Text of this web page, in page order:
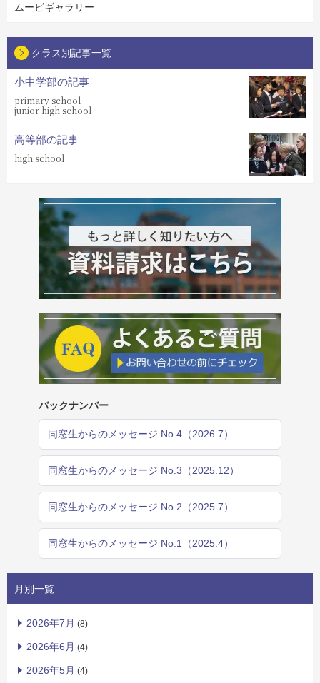
ムービギャラリー
クラス別記事一覧
小中学部の記事
primary school
junior high school
高等部の記事
high school
バックナンバー
同窓生からのメッセージ No.4（2026.7）
同窓生からのメッセージ No.3（2025.12）
同窓生からのメッセージ No.2（2025.7）
同窓生からのメッセージ No.1（2025.4）
月別一覧
2026年7月 (8)
2026年6月 (4)
2026年5月 (4)